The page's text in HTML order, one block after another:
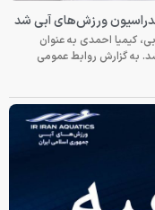
ورزش‌های آبی شد
کیمیا احمدی به عنوان
به گزارش روابط عمومی